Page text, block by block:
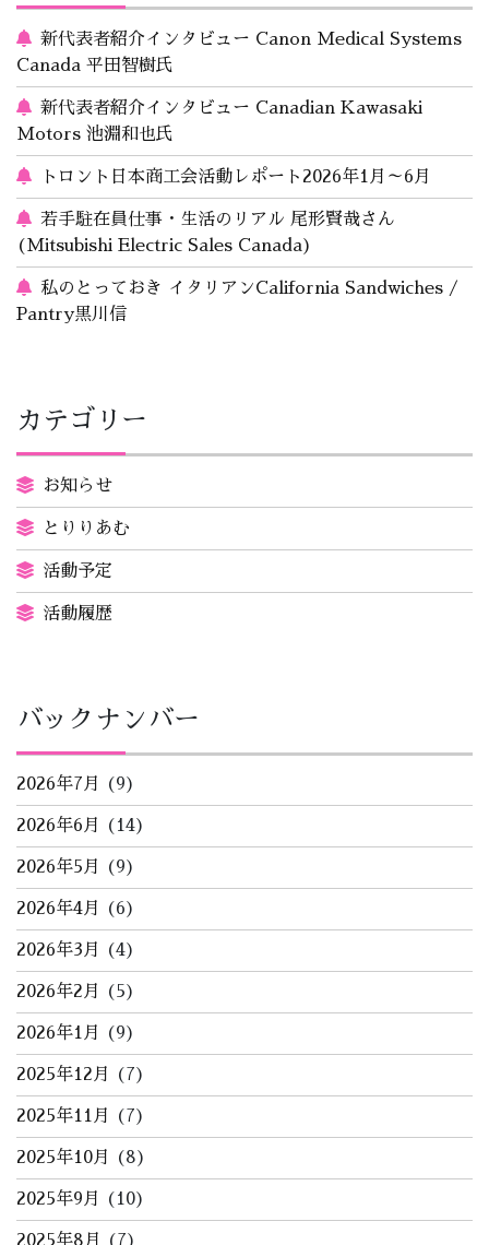
新代表者紹介インタビュー Canon Medical Systems
Canada 平田智樹氏
新代表者紹介インタビュー Canadian Kawasaki
Motors 池淵和也氏
トロント日本商工会活動レポート2026年1月～6月
若手駐在員仕事・生活のリアル 尾形賢哉さん
(Mitsubishi Electric Sales Canada)
私のとっておき イタリアンCalifornia Sandwiches /
Pantry黒川信
カテゴリー
お知らせ
とりりあむ
活動予定
活動履歴
バックナンバー
2026年7月 (9)
2026年6月 (14)
2026年5月 (9)
2026年4月 (6)
2026年3月 (4)
2026年2月 (5)
2026年1月 (9)
2025年12月 (7)
2025年11月 (7)
2025年10月 (8)
2025年9月 (10)
2025年8月 (7)